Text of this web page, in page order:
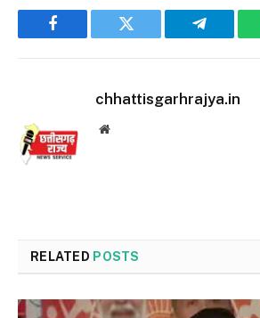
Facebook Twitter Telegram
chhattisgarhrajya.in
Website
RELATED POSTS